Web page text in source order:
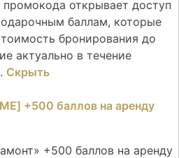
промокода открывает доступ
баллам, которые
бронирования до
актуально в течение
Скрыть
+500 баллов на аренду